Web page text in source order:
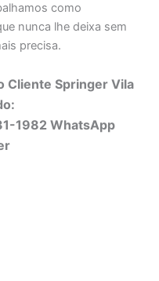
como
nunca lhe deixa sem
precisa.
Cliente Springer Vila
1982 WhatsApp